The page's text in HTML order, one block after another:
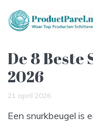
De 8 Beste
2026
21 april 2026
Een snurkbeugel is